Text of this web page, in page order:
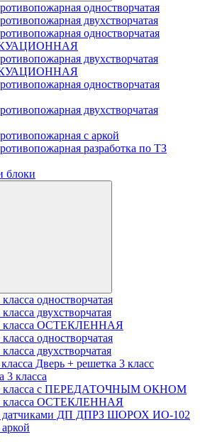
одностворчатая
двухстворчатая
одностворчатая
двухстворчатая
одностворчатая
двухстворчатая
с аркой
разработка по ТЗ
блоки
одностворчатая
двухстворчатая
1 класса ОСТЕКЛЕННАЯ
одностворчатая
двухстворчатая
Дверь + решетка 3 класс
3 класса
3 класса с ПЕРЕДАТОЧНЫМ ОКНОМ
3 класса ОСТЕКЛЕННАЯ
с датчиками ДП ДПРЗ ШОРОХ ИО-102